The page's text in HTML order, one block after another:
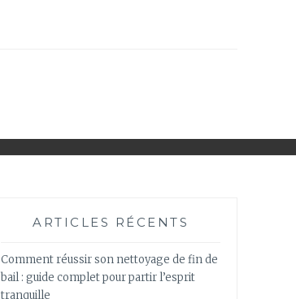
ARTICLES RÉCENTS
Comment réussir son nettoyage de fin de
bail : guide complet pour partir l’esprit
tranquille